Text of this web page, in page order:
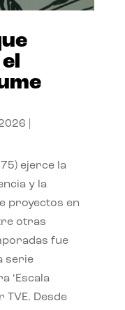
ejerce la
y la
proyectos en
otras
fue
serie
‘Escala
TVE. Desde